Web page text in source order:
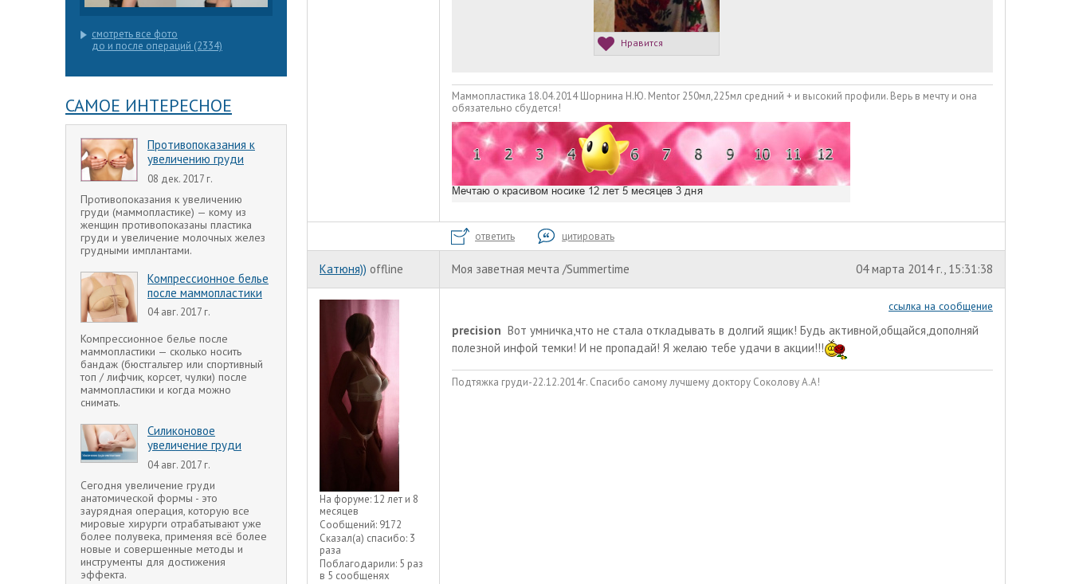
смотреть все фото
до и после операций (2334)
САМОЕ ИНТЕРЕСНОЕ
Противопоказания к
увеличению груди
08 дек. 2017 г.
Противопоказания к увеличению
груди (маммопластике) — кому из
женщин противопоказаны пластика
груди и увеличение молочных желез
грудными имплантами.
Компрессионное белье
после маммопластики
04 авг. 2017 г.
Компрессионное белье после
маммопластики — сколько носить
бандаж (бюстгальтер или спортивный
топ / лифчик, корсет, чулки) после
маммопластики и когда можно
снимать.
Силиконовое
увеличение груди
04 авг. 2017 г.
Сегодня увеличение груди
анатомической формы - это
заурядная операция, которую все
мировые хирурги отрабатывают уже
более полувека, применяя всё более
новые и совершенные методы и
инструменты для достижения
эффекта.
Нравится
Маммопластика 18.04.2014 Шорнина Н.Ю. Mentor 250мл,225мл средний + и высокий профили. Верь в мечту и она
обязательно сбудется!
ответить цитировать
Катюня)) offline Моя заветная мечта /Summertime 04 марта 2014 г., 15:31:38
На форуме:12 лет и 8
месяцев
Сообщений: 9172
Сказал(а) спасибо: 3
раза
Поблагодарили: 5 раз
в 5 сообщенях
ссылка на сообщение
precision Вот умничка,что не стала откладывать в долгий ящик! Будь активной,общайся,дополняй
полезной инфой темки! И не пропадай! Я желаю тебе удачи в акции!!!
Подтяжка груди-22.12.2014г. Спасибо самому лучшему доктору Соколову А.А!